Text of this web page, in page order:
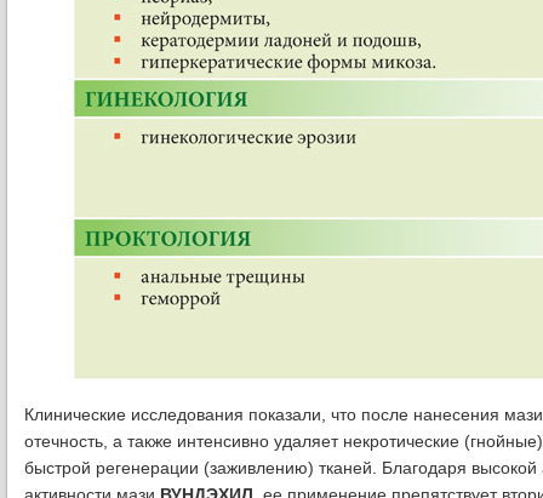
Клинические исследования показали, что после нанесения
отечность, а также интенсивно удаляет некротические
быстрой регенерации (заживлению) тканей. Благодаря